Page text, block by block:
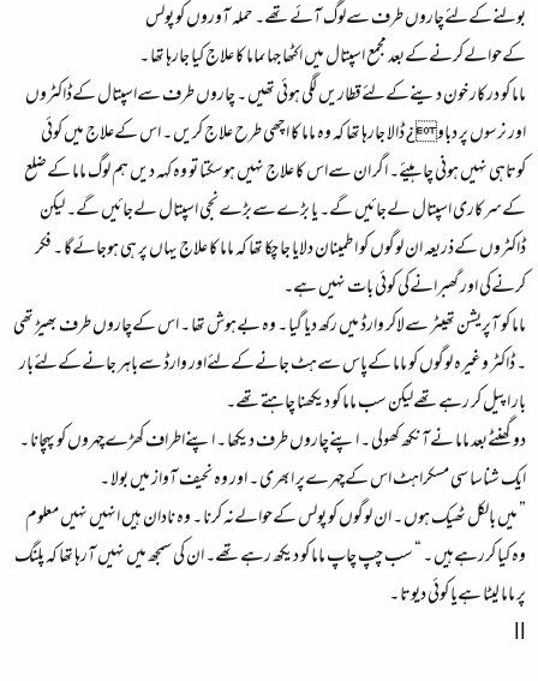
بولنےکےلئےچاروں طرف سےلوگ آئےتھے۔ حملہ آوروں کو پولس
کےحوالےکرنےکےبعد مجمع اسپتال میں اکٹھا جہاںماما کا علاج کیا جارہا تھا ۔
ماما کو درکار خون دینےکےلئےقطاریں لگی ہوئی تھیں ۔ چاروں طرف سےاسپتال کےڈاکٹروں
اور نرسوں پر دباو¿ ڈالا جارہا تھا کہ وہ ماما کا اچھی طرح علاج کریں ۔ اس کےعلاج میں کوئی
کوتاہی نہیں ہونی چاہیئے۔ اگر ان سےاس کا علاج نہیں ہوسکتا تو وہ کہہ دیں ہم لوگ ماما کےضلع
کےسرکاری اسپتال لےجائیں گے۔ یا بڑےسےبڑےنجی اسپتال لےجائیں گے۔ لیکن
ڈاکٹروں کےذریعہ ان لوگوں کو اطمینان دلایا جا چکا تھا کہ ماما کا علاج یہاں پر ہی ہوجائےگا ۔ فکر
کرنےکی اور گھبرانےکی کوئی بات نہیں ہے۔
ماما کو آپریشن تھیٹر سےلاکر وارڈ میں رکھ دیا گیا ۔ وہ بےہوش تھا ۔ اس کےچاروں طرف بھیڑ تھی
۔ ڈاکٹر وغیرہ لوگوں کو ماما کےپاس سےہٹ جانےکےلئےاور وارڈ سےباہر جانےکےلئےبار
بار اپیل کر رہےتھےلیکن سب ماما کو دیکھنا چاہتےتھے۔
دو گھنٹےبعد ماما نےآنکھ کھولی ۔ اپنےچاروں طرف دیکھا ۔ اپنےاطراف کھڑےچہروں کو پہچانا ۔
ایک شناسا سی مسکراہٹ اس کےچہرےپر ابھری ۔ اور وہ نحیف آواز میں بولا ۔
” میں بالکل ٹھیک ہوں ۔ ان لوگوں کو پولس کےحوالےنہ کرنا ۔ وہ نادان ہیں انہیں نہیں معلوم
وہ کیا کررہےہیں ۔ “ سب چپ چاپ ماما کو دیکھ رہےتھے۔ ان کی سمجھ میں نہیں آرہا تھا کہ پلنگ
پر ماما لیٹا ہےیا کوئی دیوتا ۔
ll